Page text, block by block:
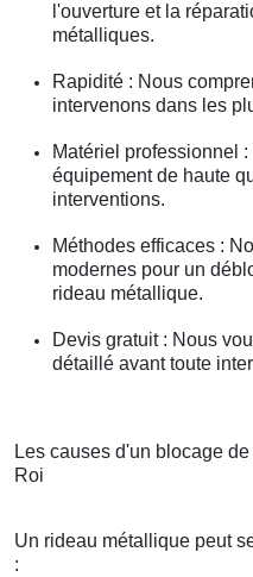
l'ouverture et la
métalliques.
Rapidité : Nous
intervenons dans les
Matériel professionnel
équipement de haute
interventions.
Méthodes efficaces :
modernes pour un
rideau métallique.
Devis gratuit : Nous
détaillé avant toute
Les causes d'un blocage
Roi
Un rideau métallique peut
: